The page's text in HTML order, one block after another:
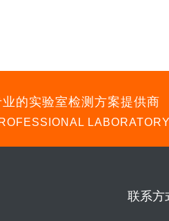
业的实验室检测方案提供商
联系方